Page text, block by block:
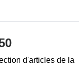
d'articles de la